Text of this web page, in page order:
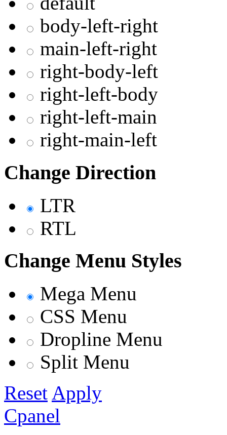
body-left-right
main-left-right
right-body-left
right-left-body
right-left-main
right-main-left
Change Direction
LTR
RTL
Change Menu Styles
Mega Menu
CSS Menu
Dropline Menu
Split Menu
Reset Apply
Cpanel